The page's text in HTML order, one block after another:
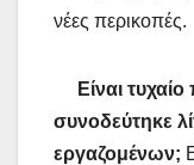
νέες περικοπές.
Είναι
συνοδεύτηκε
εργαζομένων;